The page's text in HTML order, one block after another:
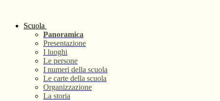
Scuola
Panoramica
Presentazione
I luoghi
Le persone
I numeri della scuola
Le carte della scuola
Organizzazione
La storia